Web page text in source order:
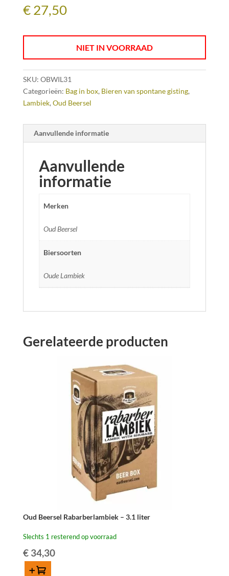
€27,50
NIET IN VOORRAAD
SKU: OBWIL31
Categorieën: Bag in box, Bieren van spontane gisting,
Lambiek, Oud Beersel
Aanvullende informatie
Aanvullende
informatie
Merken
Oud Beersel
Biersoorten
Oude Lambiek
Gerelateerde producten
Oud Beersel Rabarberlambiek – 3.1 liter
Slechts 1 resterend op voorraad
€34,30
Toevoegen